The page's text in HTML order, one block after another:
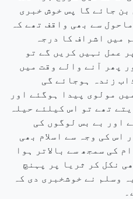
جائے گا پس خوش خبری
سے بھی واقف تھے کہ
میں اشراف کا درجہ
عمل نہیں کریں گے تو
پھر آنے والے وقت میں
زندہ ہوجائے گی
مولوی پیدا ہوگئے اور
تھے تو اس کیلئے حیلہ
اور بے بس لوگوں کی
اس کی وجہ سے اسلام بھی
کی سمجھ سے بالاتر ہوا
نکل کر ثریا پر پہنچ
وسلم نے خوشخبری دی کہ